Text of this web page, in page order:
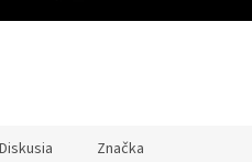
Diskusia Značka